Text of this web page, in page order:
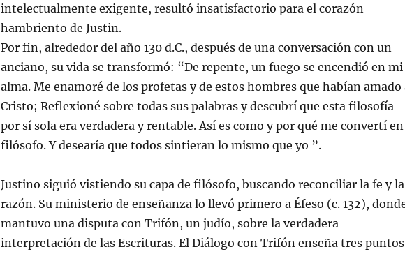
intelectualmente exigente, resultó insatisfactorio para el corazón
hambriento de Justin.
Por fin, alrededor del año 130 d.C., después de una conversación con un
anciano, su vida se transformó: “De repente, un fuego se encendió en mi
alma. Me enamoré de los profetas y de estos hombres que habían amado
Cristo; Reflexioné sobre todas sus palabras y descubrí que esta filosofía
por sí sola era verdadera y rentable. Así es como y por qué me convertí en
filósofo. Y desearía que todos sintieran lo mismo que yo ”.
Justino siguió vistiendo su capa de filósofo, buscando reconciliar la fe y la
razón. Su ministerio de enseñanza lo llevó primero a Éfeso (c. 132),
mantuvo una disputa con Trifón, un judío, sobre la verdadera
interpretación de las Escrituras. El Diálogo con Trifón enseña tres puntos